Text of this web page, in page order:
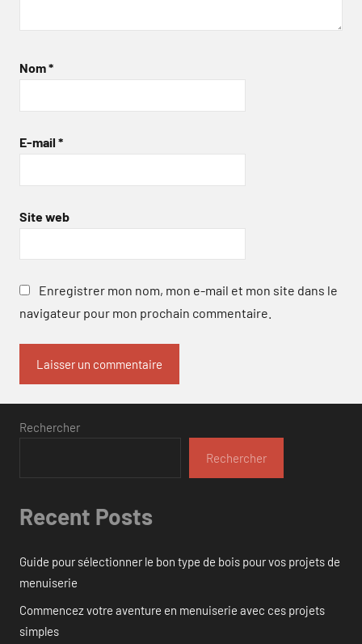
Nom*
E-mail *
Site web
Enregistrer mon nom, mon e-mail et mon site dans le
navigateur pour mon prochain commentaire.
Rechercher
Rechercher
Recent Posts
Guide pour sélectionner le bon type de bois pour vos projets de
menuiserie
Commencez votre aventure en menuiserie avec ces projets
simples